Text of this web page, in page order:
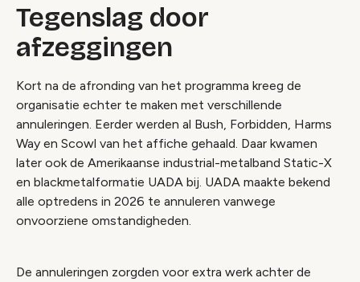
Tegenslag door
afzeggingen
Kort na de afronding van het programma kreeg de
organisatie echter te maken met verschillende
annuleringen. Eerder werden al Bush, Forbidden, Harms
Way en Scowl van het affiche gehaald. Daar kwamen
later ook de Amerikaanse industrial-metalband Static-X
en blackmetalformatie UADA bij. UADA maakte bekend
alle optredens in 2026 te annuleren vanwege
onvoorziene omstandigheden.
De annuleringen zorgden voor extra werk achter de